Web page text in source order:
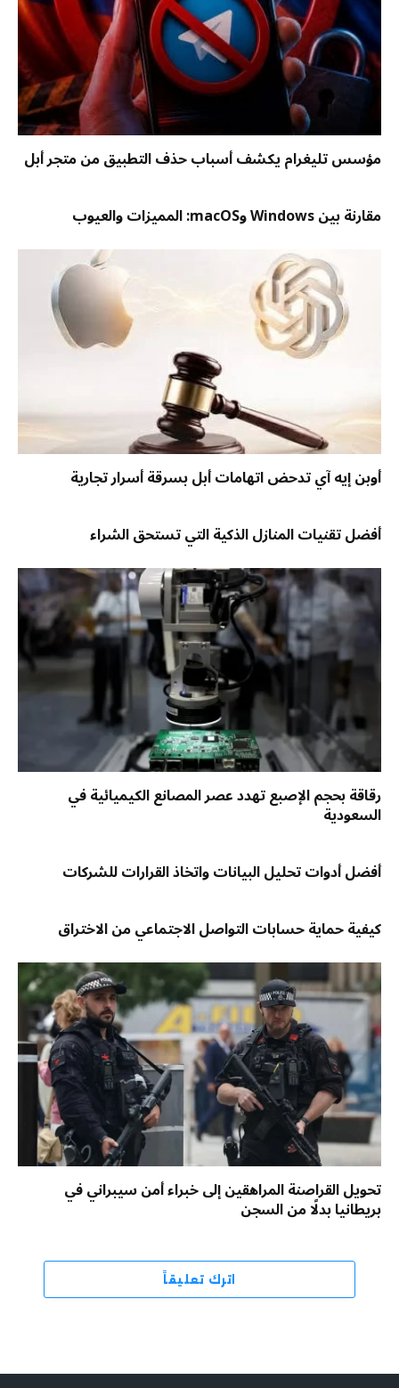
مؤسس تليغرام يكشف أسباب حذف التطبيق من متجر أبل
مقارنة بين Windows وmacOS: المميزات والعيوب
أوبن إيه آي تدحض اتهامات أبل بسرقة أسرار تجارية
أفضل تقنيات المنازل الذكية التي تستحق الشراء
رقاقة بحجم الإصبع تهدد عصر المصانع الكيميائية في
السعودية
أفضل أدوات تحليل البيانات واتخاذ القرارات للشركات
كيفية حماية حسابات التواصل الاجتماعي من الاختراق
تحويل القراصنة المراهقين إلى خبراء أمن سيبراني في
بريطانيا بدلًا من السجن
اترك تعليقاً